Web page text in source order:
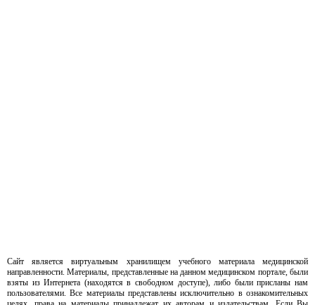
Сайт является виртуальным хранилищем учебного материала медицинской
направленности. Материалы, представленные на данном медицинском портале, были
взяты из Интернета (находятся в свободном доступе), либо были присланы нам
пользователями. Все материалы представлены исключительно в ознакомительных